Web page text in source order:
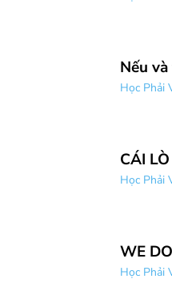
Nếu
Học Phải
CÁI
Học Phải
WE
Học Phải